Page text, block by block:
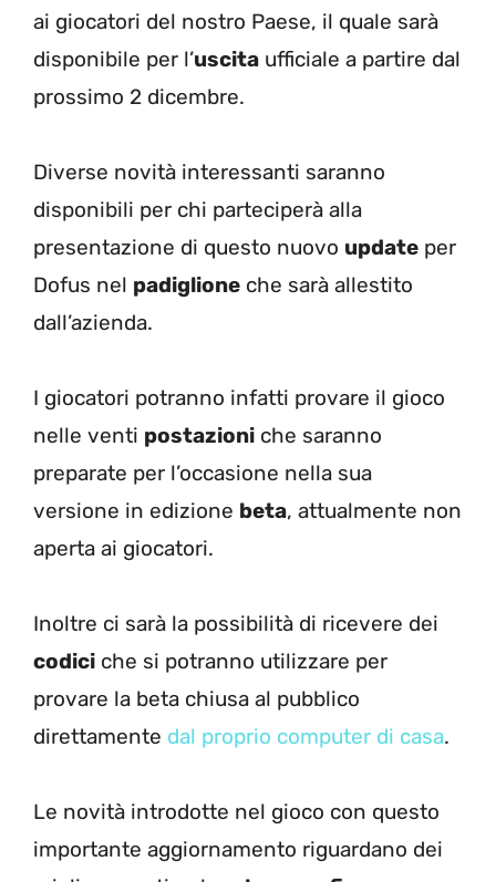
ai giocatori del nostro Paese, il quale sarà
disponibile per l’uscita ufficiale a partire dal
prossimo 2 dicembre.
Diverse novità interessanti saranno
disponibili per chi parteciperà alla
presentazione di questo nuovo update per
Dofus nel padiglione che sarà allestito
dall’azienda.
I giocatori potranno infatti provare il gioco
nelle venti postazioni che saranno
preparate per l’occasione nella sua
versione in edizione beta, attualmente non
aperta ai giocatori.
Inoltre ci sarà la possibilità di ricevere dei
codici che si potranno utilizzare per
provare la beta chiusa al pubblico
direttamente dal proprio computer di casa.
Le novità introdotte nel gioco con questo
importante aggiornamento riguardano dei